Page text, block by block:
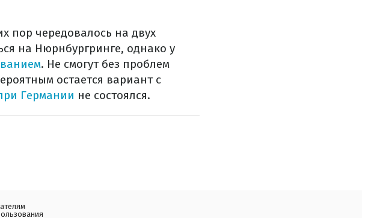
пор чередовалось на двух
на Нюрнбургринге, однако у
. Не смогут без проблем
остается вариант с
Германии не состоялся.